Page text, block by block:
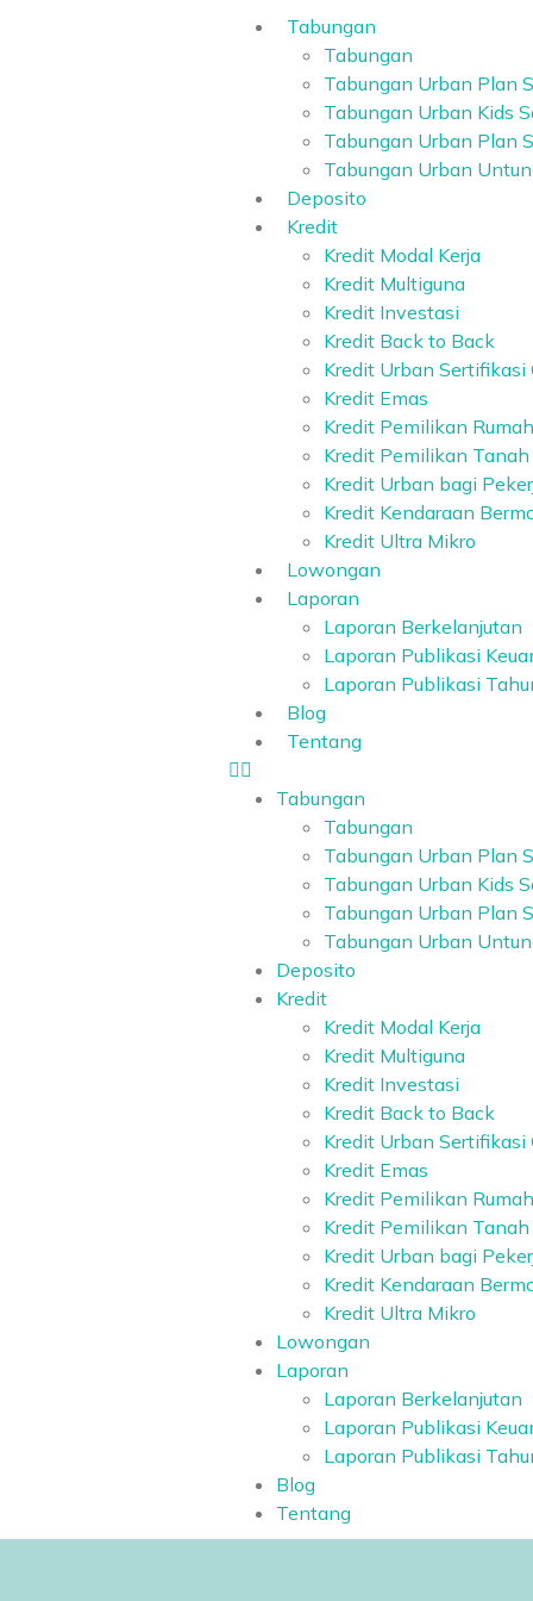
Tabungan
Tabungan
Tabungan Urban Plan
Tabungan Urban Kids
Tabungan Urban Plan
Tabungan Urban
Deposito
Kredit
Kredit Modal Kerja
Kredit Multiguna
Kredit Investasi
Kredit Back to Back
Kredit Urban Sertifikasi
Kredit Emas
Kredit Pemilikan Rumah
Kredit Pemilikan Tanah
Kredit Urban bagi
Kredit Kendaraan
Kredit Ultra Mikro
Lowongan
Laporan
Laporan Berkelanjutan
Laporan Publikasi
Laporan Publikasi
Blog
Tentang
Tabungan
Tabungan
Tabungan Urban Plan
Tabungan Urban Kids
Tabungan Urban Plan
Tabungan Urban
Deposito
Kredit
Kredit Modal Kerja
Kredit Multiguna
Kredit Investasi
Kredit Back to Back
Kredit Urban Sertifikasi
Kredit Emas
Kredit Pemilikan Rumah
Kredit Pemilikan Tanah
Kredit Urban bagi
Kredit Kendaraan
Kredit Ultra Mikro
Lowongan
Laporan
Laporan Berkelanjutan
Laporan Publikasi
Laporan Publikasi
Blog
Tentang